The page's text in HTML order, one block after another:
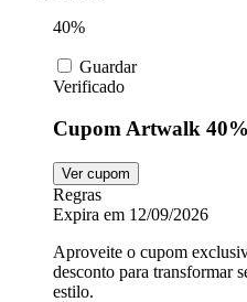
Insider
LG
Electrolux
departamento
40%
Guardar
Verificado
Cupom Artwalk
Ver cupom
Regras
Expira em 12/09/2026
Aproveite o cupom
desconto para transformar
estilo.